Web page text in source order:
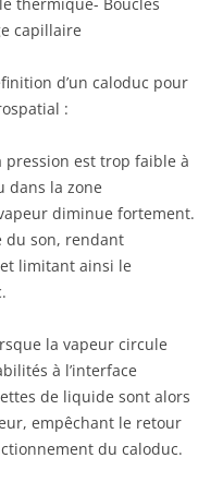
capillaire
d’un caloduc pour
:
pression est trop faible à
dans la zone
diminue fortement.
du son, rendant
limitant ainsi le
la vapeur circule
à l’interface
de liquide sont alors
empêchant le retour
du caloduc.